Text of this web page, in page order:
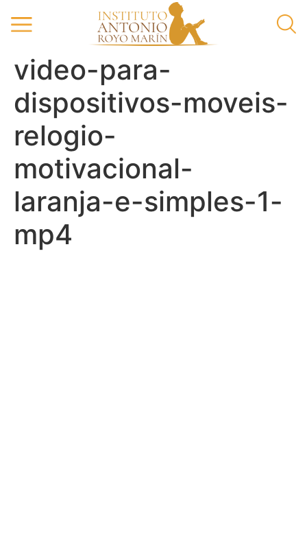
video-para-
dispositivos-moveis-
relogio-
motivacional-
laranja-e-simples-1-
mp4